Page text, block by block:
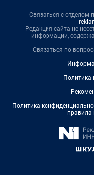
Связаться с отделом
Редакция сайта не
информации,
Связаться по
Политика
Политика
правила